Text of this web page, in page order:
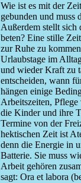
Wie ist es mit der
gebunden und muss
Außerdem stellt sich
beten? Eine stille
zur Ruhe zu
Urlaubstage im
und wieder Kraft zu
entscheiden, wann
hängen einige
Arbeitszeiten,
die Kinder und ihre
Termine von der
hektischen Zeit ist
denn die Energie in
Batterie. Sie muss
Arbeit gehören
sagt: Ora et labora